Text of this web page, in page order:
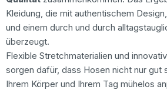
Kleidung, die mit authentischem
und einem durch und durch
überzeugt.
Flexible Stretchmaterialien und
sorgen dafür, dass Hosen nicht nur gut
Ihrem Körper und Ihrem Tag mühelos